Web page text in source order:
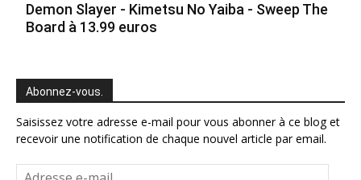
Demon Slayer - Kimetsu No Yaiba - Sweep The
Board à 13.99 euros
Abonnez-vous.
Saisissez votre adresse e-mail pour vous abonner à ce blog et
recevoir une notification de chaque nouvel article par email.
Adresse